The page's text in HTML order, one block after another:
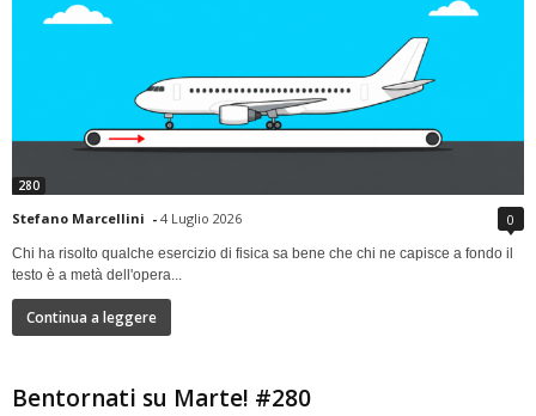
280
Stefano Marcellini - 4 Luglio 2026 0
Chi ha risolto qualche esercizio di fisica sa bene che chi ne capisce a fondo il
testo è a metà dell'opera...
Continua a leggere
Bentornati su Marte! #280